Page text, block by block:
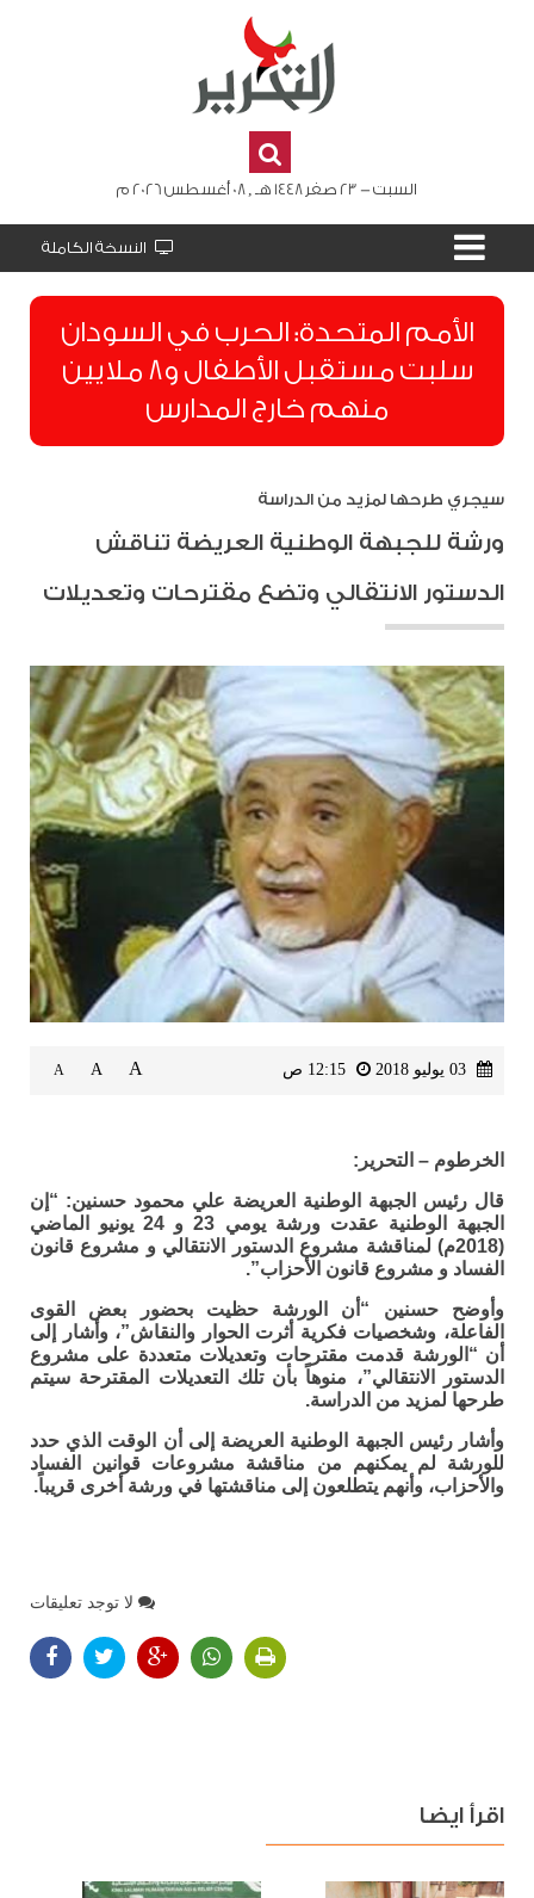
السبت - 23 صفر 1448 هـ , 08 أغسطس 2026 م
النسخة الكاملة
الأمم المتحدة: الحرب في السودان
سلبت مستقبل الأطفال و8 ملايين
منهم خارج المدارس
سيجري طرحها لمزيد من الدراسة
ورشة للجبهة الوطنية العريضة تناقش
الدستور الانتقالي وتضع مقترحات وتعديلات
A
A
A
الخرطوم – التحرير:
قال رئيس الجبهة الوطنية العريضة علي محمود حسنين: “إن
الجبهة الوطنية عقدت ورشة يومي 23 و 24 يونيو الماضي
(2018م) لمناقشة مشروع الدستور الانتقالي و مشروع قانون
الفساد و مشروع قانون الأحزاب”.
وأوضح حسنين “أن الورشة حظيت بحضور بعض القوى
الفاعلة، وشخصيات فكرية أثرت الحوار والنقاش”، وأشار إلى
أن “الورشة قدمت مقترحات وتعديلات متعددة على مشروع
الدستور الانتقالي”، منوهاً بأن تلك التعديلات المقترحة سيتم
طرحها لمزيد من الدراسة.
وأشار رئيس الجبهة الوطنية العريضة إلى أن الوقت الذي حدد
للورشة لم يمكنهم من مناقشة مشروعات قوانين الفساد
والأحزاب، وأنهم يتطلعون إلى مناقشتها في ورشة أخرى قريباً.
لا توجد تعليقات
اقرأ ايضا